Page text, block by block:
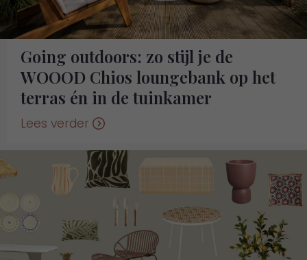
Going outdoors: zo stijl je de
WOOOD Chios loungebank op het
terras én in de tuinkamer
Lees verder